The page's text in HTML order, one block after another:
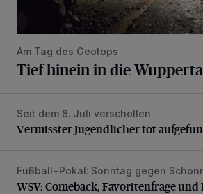
Am Tag des Geotops
Tief hinein in die
Vermisster Jugendlicher tot
Seit dem 8. Juli verschollen
Vermisster Jugendlicher tot
WSV: Comeback, Favoritenfrage
Fußball-Pokal: Sonntag gegen
WSV: Comeback, Favoritenfrage